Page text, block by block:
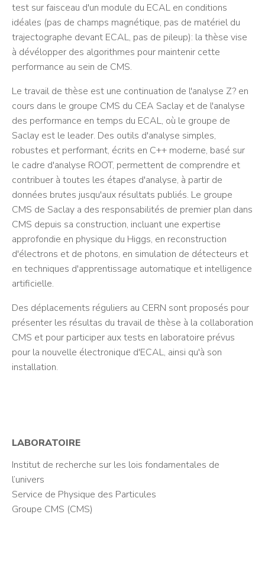
test sur faisceau d'un module du ECAL en conditions
idéales (pas de champs magnétique, pas de matériel du
trajectographe devant ECAL, pas de pileup): la thèse vise
à dévélopper des algorithmes pour maintenir cette
performance au sein de CMS.
Le travail de thèse est une continuation de l'analyse Z? en
cours dans le groupe CMS du CEA Saclay et de l'analyse
des performance en temps du ECAL, où le groupe de
Saclay est le leader. Des outils d'analyse simples,
robustes et performant, écrits en C++ moderne, basé sur
le cadre d'analyse ROOT, permettent de comprendre et
contribuer à toutes les étapes d'analyse, à partir de
données brutes jusqu'aux résultats publiés. Le groupe
CMS de Saclay a des responsabilités de premier plan dans
CMS depuis sa construction, incluant une expertise
approfondie en physique du Higgs, en reconstruction
d'électrons et de photons, en simulation de détecteurs et
en techniques d'apprentissage automatique et intelligence
artificielle.
Des déplacements réguliers au CERN sont proposés pour
présenter les résultas du travail de thèse à la collaboration
CMS et pour participer aux tests en laboratoire prévus
pour la nouvelle électronique d'ECAL, ainsi qu'à son
installation.
LABORATOIRE
Institut de recherche sur les lois fondamentales de
l’univers
Service de Physique des Particules
Groupe CMS (CMS)